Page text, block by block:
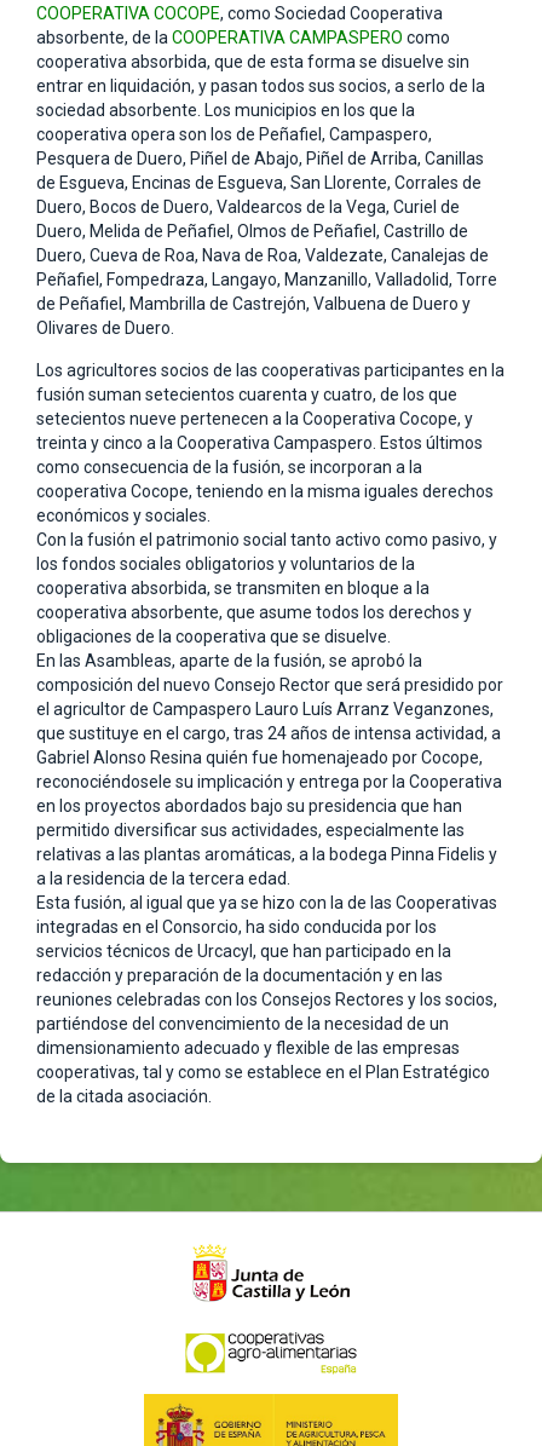
COOPERATIVA COCOPE, como Sociedad Cooperativa
absorbente, de la COOPERATIVA CAMPASPERO como
cooperativa absorbida, que de esta forma se disuelve sin
entrar en liquidación, y pasan todos sus socios, a serlo de la
sociedad absorbente. Los municipios en los que la
cooperativa opera son los de Peñafiel, Campaspero,
Pesquera de Duero, Piñel de Abajo, Piñel de Arriba, Canillas
de Esgueva, Encinas de Esgueva, San Llorente, Corrales de
Duero, Bocos de Duero, Valdearcos de la Vega, Curiel de
Duero, Melida de Peñafiel, Olmos de Peñafiel, Castrillo de
Duero, Cueva de Roa, Nava de Roa, Valdezate, Canalejas de
Peñafiel, Fompedraza, Langayo, Manzanillo, Valladolid, Torre
de Peñafiel, Mambrilla de Castrejón, Valbuena de Duero y
Olivares de Duero.
Los agricultores socios de las cooperativas participantes en la
fusión suman setecientos cuarenta y cuatro, de los que
setecientos nueve pertenecen a la Cooperativa Cocope, y
treinta y cinco a la Cooperativa Campaspero. Estos últimos
como consecuencia de la fusión, se incorporan a la
cooperativa Cocope, teniendo en la misma iguales derechos
económicos y sociales.
Con la fusión el patrimonio social tanto activo como pasivo, y
los fondos sociales obligatorios y voluntarios de la
cooperativa absorbida, se transmiten en bloque a la
cooperativa absorbente, que asume todos los derechos y
obligaciones de la cooperativa que se disuelve.
En las Asambleas, aparte de la fusión, se aprobó la
composición del nuevo Consejo Rector que será presidido por
el agricultor de Campaspero Lauro Luís Arranz Veganzones,
que sustituye en el cargo, tras 24 años de intensa actividad, a
Gabriel Alonso Resina quién fue homenajeado por Cocope,
reconociéndosele su implicación y entrega por la Cooperativa
en los proyectos abordados bajo su presidencia que han
permitido diversificar sus actividades, especialmente las
relativas a las plantas aromáticas, a la bodega Pinna Fidelis y
a la residencia de la tercera edad.
Esta fusión, al igual que ya se hizo con la de las Cooperativas
integradas en el Consorcio, ha sido conducida por los
servicios técnicos de Urcacyl, que han participado en la
redacción y preparación de la documentación y en las
reuniones celebradas con los Consejos Rectores y los socios,
partiéndose del convencimiento de la necesidad de un
dimensionamiento adecuado y flexible de las empresas
cooperativas, tal y como se establece en el Plan Estratégico
de la citada asociación.